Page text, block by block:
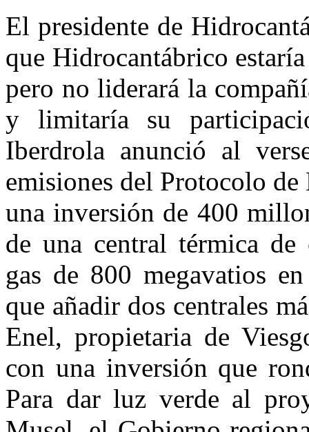
El presidente de
que Hidrocantábrico
pero no liderará la
y limitaría su
Iberdrola anunció al
emisiones del Protocolo
una inversión de 400
de una central térmica
gas de 800 megavatios
que añadir dos centrales
Enel, propietaria de
con una inversión que
Para dar luz verde al